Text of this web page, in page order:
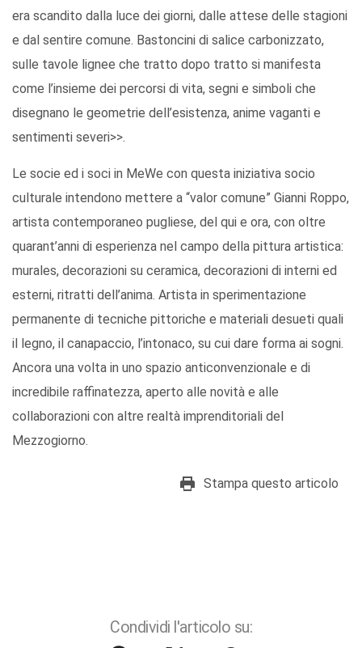
era scandito dalla luce dei giorni, dalle attese delle stagioni
e dal sentire comune. Bastoncini di salice carbonizzato,
sulle tavole lignee che tratto dopo tratto si manifesta
come l’insieme dei percorsi di vita, segni e simboli che
disegnano le geometrie dell’esistenza, anime vaganti e
sentimenti severi>>.
Le socie ed i soci in MeWe con questa iniziativa socio
culturale intendono mettere a “valor comune” Gianni Roppo,
artista contemporaneo pugliese, del qui e ora, con oltre
quarant’anni di esperienza nel campo della pittura artistica:
murales, decorazioni su ceramica, decorazioni di interni ed
esterni, ritratti dell’anima. Artista in sperimentazione
permanente di tecniche pittoriche e materiali desueti quali
il legno, il canapaccio, l’intonaco, su cui dare forma ai sogni.
Ancora una volta in uno spazio anticonvenzionale e di
incredibile raffinatezza, aperto alle novità e alle
collaborazioni con altre realtà imprenditoriali del
Mezzogiorno.
Stampa questo articolo
Condividi l'articolo su: